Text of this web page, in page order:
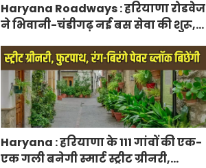
Haryana Roadways : हरियाणा रोडवेज
ने भिवानी-चंडीगढ़ नई बस सेवा की शुरू,
Haryana : हरियाणा के 111 गांवों की एक-
एक गली बनेगी स्मार्ट स्ट्रीट ग्रीनरी,